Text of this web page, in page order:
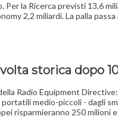
Per la Ricerca previsti 13,6
2,2 miliardi. La palla passa
storica dopo
Radio Equipment
medio-piccoli - dagli
risparmieranno 250 milioni e